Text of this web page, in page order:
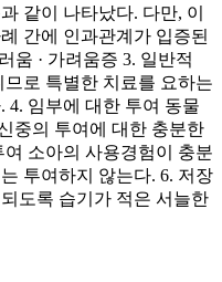
같이 나타났다. 다만, 이
간에 인과관계가 입증된
움 · 가려움증 3. 일반적
로 특별한 치료를 요하는
4. 임부에 대한 투여 동물
중의 투여에 대한 충분한
소아의 사용경험이 충분
투여하지 않는다. 6. 저장
도록 습기가 적은 서늘한